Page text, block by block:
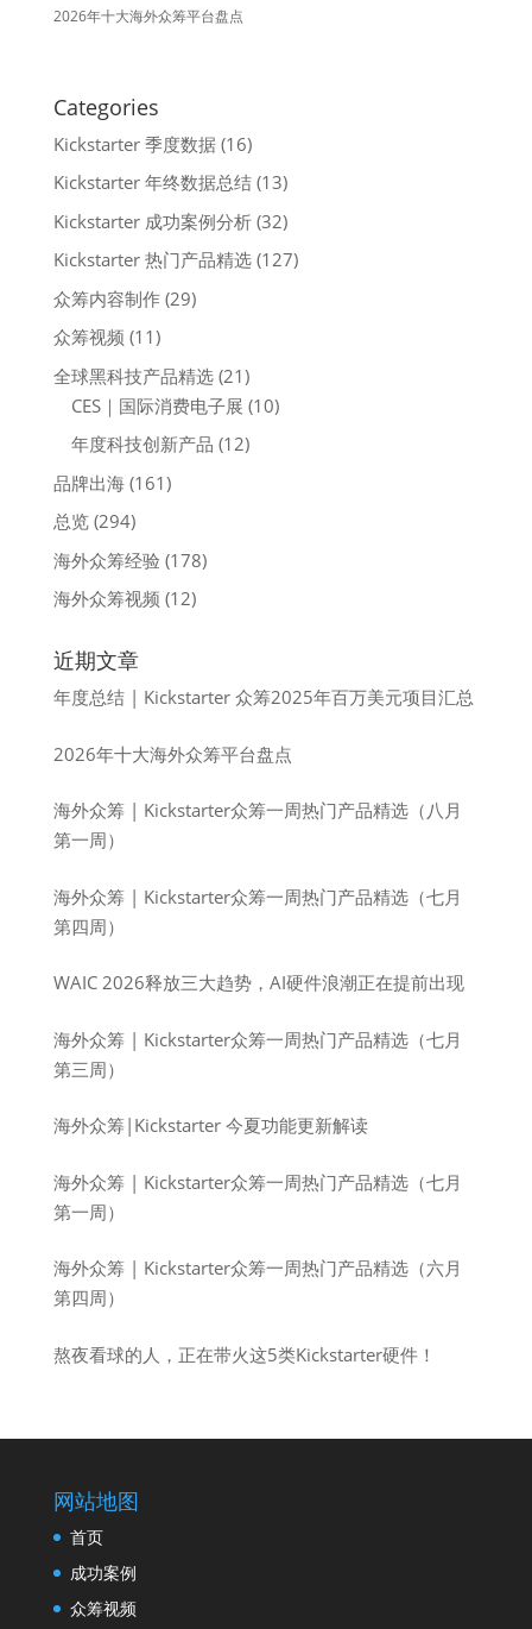
2026年十大海外众筹平台盘点
Categories
Kickstarter 季度数据(16)
Kickstarter 年终数据总结(13)
Kickstarter 成功案例分析(32)
Kickstarter 热门产品精选(127)
众筹内容制作(29)
众筹视频 (11)
全球黑科技产品精选(21)
CES｜国际消费电子展 (10)
年度科技创新产品 (12)
品牌出海(161)
总览(294)
海外众筹经验 (178)
海外众筹视频 (12)
近期文章
年度总结 | Kickstarter 众筹2025年百万美元项目汇总
2026年十大海外众筹平台盘点
海外众筹 | Kickstarter众筹一周热门产品精选（八月
第一周）
海外众筹 | Kickstarter众筹一周热门产品精选（七月
第四周）
WAIC 2026释放三大趋势，AI硬件浪潮正在提前出现
海外众筹 | Kickstarter众筹一周热门产品精选（七月
第三周）
海外众筹|Kickstarter 今夏功能更新解读
海外众筹 | Kickstarter众筹一周热门产品精选（七月
第一周）
海外众筹 | Kickstarter众筹一周热门产品精选（六月
第四周）
熬夜看球的人，正在带火这5类Kickstarter硬件！
网站地图
首页
成功案例
众筹视频